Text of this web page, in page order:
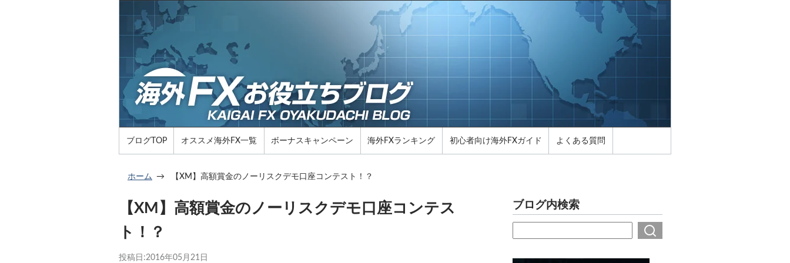
ブログTOP オススメ海外FX一覧 ボーナスキャンペーン 海外FXランキング 初心者向け海外FXガイド よくある質問
ホーム 【XM】高額賞金のノーリスクデモ口座コンテスト！？
【XM】高額賞金のノーリスクデモ口座コンテス
ト！？
投稿日:2016年05月21日
ブログ内検索